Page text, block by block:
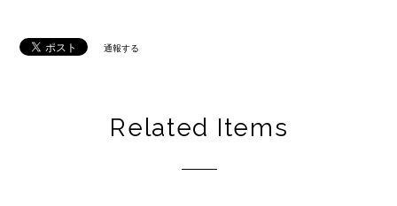
通報する
Related Items